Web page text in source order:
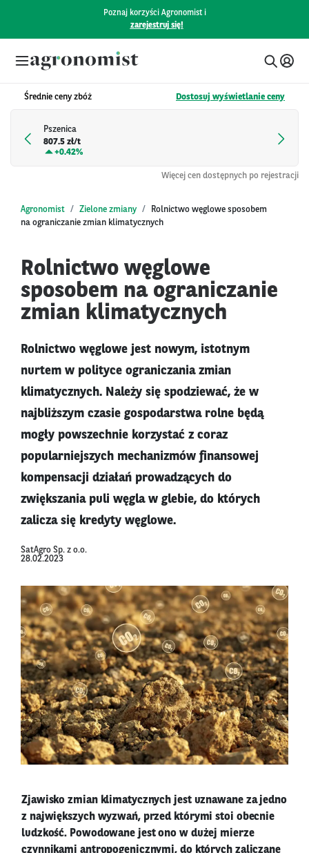
Poznaj korzyści Agronomist i
zarejestruj się!
Średnie ceny zbóż Dostosuj wyświetlanie ceny
Pszenica
807.5 zł/t
+0.42%
Więcej cen dostępnych po rejestracji
Agronomist Zielone zmiany
Rolnictwo węglowe sposobem
na ograniczanie zmian klimatycznych
Rolnictwo węglowe
sposobem na ograniczanie
zmian klimatycznych
Rolnictwo węglowe jest nowym, istotnym
nurtem w polityce ograniczania zmian
klimatycznych. Należy się spodziewać, że w
najbliższym czasie gospodarstwa rolne będą
mogły powszechnie korzystać z coraz
popularniejszych mechanizmów finansowej
kompensacji działań prowadzących do
zwiększania puli węgla w glebie, do których
zalicza się kredyty węglowe.
SatAgro Sp. z o.o.
28.02.2023
Zjawisko zmian klimatycznych jest uznawane za jedno
z największych wyzwań, przed którymi stoi obecnie
ludzkość. Powodowane jest ono w dużej mierze
czynnikami antropogenicznymi, do których zaliczane